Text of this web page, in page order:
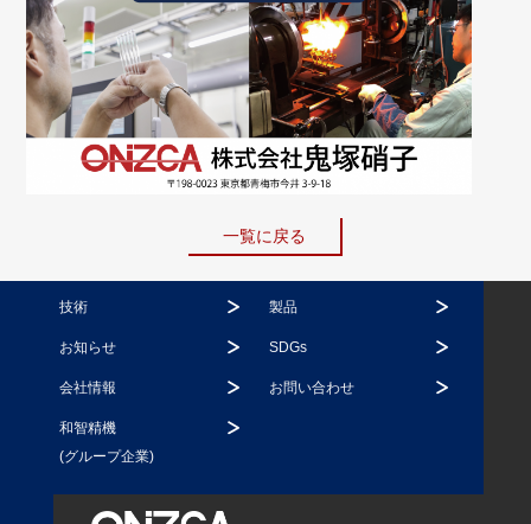
一覧に戻る
技術 製品
お知らせ SDGs
会社情報 お問い合わせ
和智精機
(グループ企業)